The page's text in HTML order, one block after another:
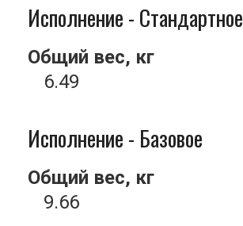
Исполнение - Стандартное
Общий вес, кг
6.49
Исполнение - Базовое
Общий вес, кг
9.66